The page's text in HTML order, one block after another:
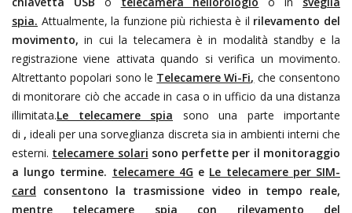
spia. Attualmente, la funzione più richiesta è il rilevamento del
movimento, in cui la telecamera è in modalità standby e la
registrazione viene attivata quando si verifica un movimento.
Altrettanto popolari sono le Telecamere Wi-Fi, che consentono
di monitorare ciò che accade in casa o in ufficio da una distanza
illimitata.Le telecamere spia sono una parte importante
di , ideali per una sorveglianza discreta sia in ambienti interni che
esterni. telecamere solari sono perfette per il monitoraggio
a lungo termine. telecamere 4G e Le telecamere per SIM-
card consentono la trasmissione video in tempo reale,
mentre telecamere spia con rilevamento del